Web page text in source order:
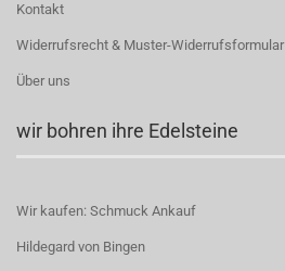
Kontakt
Widerrufsrecht & Muster-Widerrufsformular
Über uns
wir bohren ihre Edelsteine
Wir kaufen: Schmuck Ankauf
Hildegard von Bingen